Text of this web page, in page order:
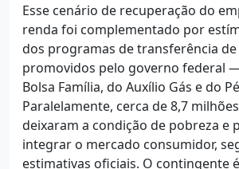
Esse cenário de recuperação do
renda foi complementado por
dos programas de transferência
promovidos pelo governo federal
Bolsa Família, do Auxílio Gás e do
Paralelamente, cerca de 8,7
deixaram a condição de pobreza e
integrar o mercado consumidor,
estimativas oficiais. O contingente